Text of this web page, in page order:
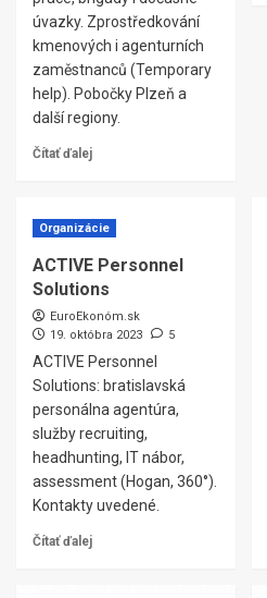
úvazky. Zprostředkování
kmenových i agenturních
zaměstnanců (Temporary
help). Pobočky Plzeň a
další regiony.
Čítať ďalej
Organizácie
ACTIVE Personnel
Solutions
EuroEkonóm.sk
19. októbra 2023
5
ACTIVE Personnel
Solutions: bratislavská
personálna agentúra,
služby recruiting,
headhunting, IT nábor,
assessment (Hogan, 360°).
Kontakty uvedené.
Čítať ďalej